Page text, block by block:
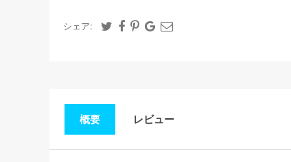
シェア:
概要 レビュー